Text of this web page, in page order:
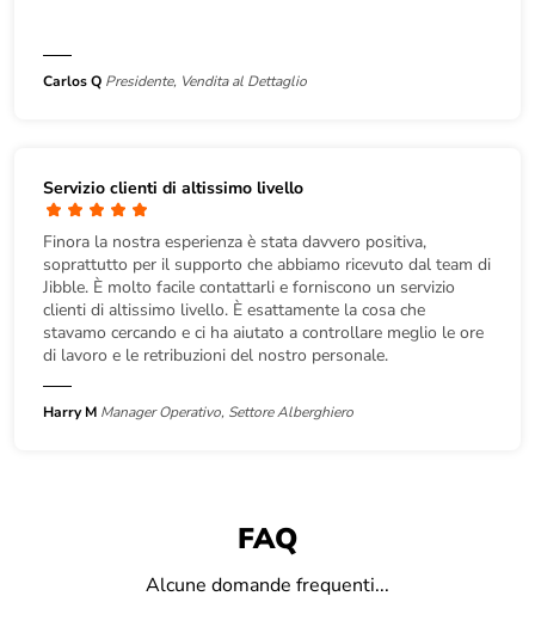
Carlos Q Presidente, Vendita al Dettaglio
Servizio clienti di altissimo livello
Finora la nostra esperienza è stata davvero positiva,
soprattutto per il supporto che abbiamo ricevuto dal team di
Jibble. È molto facile contattarli e forniscono un servizio
clienti di altissimo livello. È esattamente la cosa che
stavamo cercando e ci ha aiutato a controllare meglio le ore
di lavoro e le retribuzioni del nostro personale.
Harry M Manager Operativo, Settore Alberghiero
FAQ
Alcune domande frequenti...